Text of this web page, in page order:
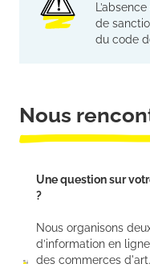
de
du code
Nous
Une question sur
?
Nous organisons
d’information en
des commerces d'art.